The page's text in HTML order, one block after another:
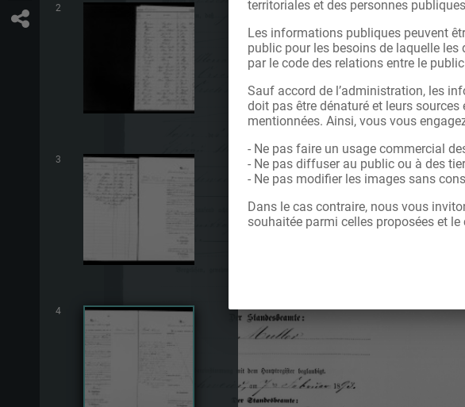
2
3
4
territoriales et des personnes
Les informations publiques peuvent
public pour les besoins de laquelle
par le code des relations entre le
Sauf accord de l’administration, les
doit pas être dénaturé et leurs
mentionnées. Ainsi, vous vous
- Ne pas faire un usage commercial
- Ne pas diffuser au public ou à des
- Ne pas modifier les images sans
Dans le cas contraire, nous vous
souhaitée parmi celles proposées et